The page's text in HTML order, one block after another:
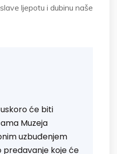
ljepotu i dubinu naše
će biti
Muzeja
uzbuđenjem
predavanje koje će